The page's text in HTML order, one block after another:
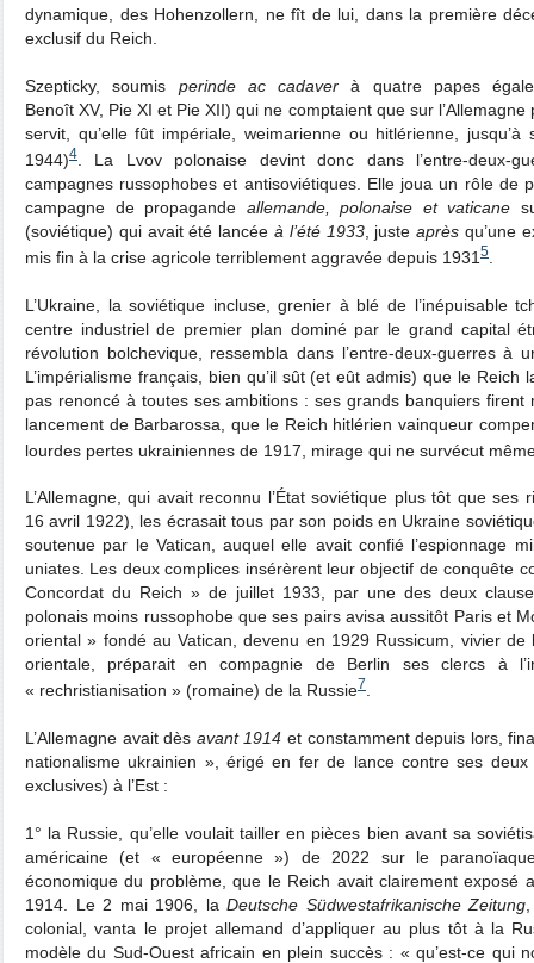
dynamique, des Hohenzollern, ne fît de lui, dans la première
exclusif du Reich.
Szepticky, soumis perinde ac cadaver à quatre papes
Benoît XV, Pie XI et Pie XII) qui ne comptaient que sur l’Allemagne
servit, qu’elle fût impériale, weimarienne ou hitlérienne,
1944)4
. La Lvov polonaise devint donc dans l’entre-deux-
campagnes russophobes et antisoviétiques. Elle joua un rôle de
campagne de propagande allemande, polonaise et vaticane
(soviétique) qui avait été lancée à l’été 1933, justeaprès qu’une
mis fin à la crise agricole terriblement aggravée depuis 1931 5
L’Ukraine, la soviétique incluse, grenier à blé de l’inépuisable
centre industriel de premier plan dominé par le grand capital
révolution bolchevique, ressembla dans l’entre-deux-guerres à
L’impérialisme français, bien qu’il sût (et eût admis) que le Reich
pas renoncé à toutes ses ambitions : ses grands banquiers
lancement de Barbarossa, que le Reich hitlérien vainqueur
lourdes pertes ukrainiennes de 1917, mirage qui ne survécut
L’Allemagne, qui avait reconnu l’État soviétique plus tôt que
16 avril 1922), les écrasait tous par son poids en Ukraine
soutenue par le Vatican, auquel elle avait confié l’espionnage
uniates. Les deux complices insérèrent leur objectif de conquête
Concordat du Reich » de juillet 1933, par une des deux
polonais moins russophobe que ses pairs avisa aussitôt Paris et
oriental » fondé au Vatican, devenu en 1929 Russicum, vivier de
orientale, préparait en compagnie de Berlin ses clercs à
« rechristianisation » (romaine) de la Russie7
L’Allemagne avait dès avant 1914 et constamment depuis lors,
nationalisme ukrainien », érigé en fer de lance contre ses
exclusives) à l’Est :
1° la Russie, qu’elle voulait tailler en pièces bien avant sa
américaine (et « européenne ») de 2022 sur le
économique du problème, que le Reich avait clairement exposé
1914. Le 2 mai 1906, la Deutsche Südwestafrikanische Zeitung
colonial, vanta le projet allemand d’appliquer au plus tôt à la
modèle du Sud-Ouest africain en plein succès : « qu’est-ce qui